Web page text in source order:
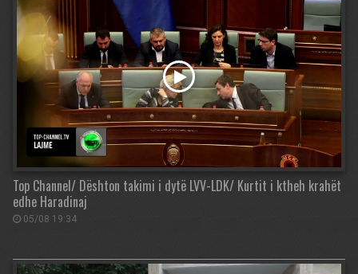
Top Channel/ Dështon takimi i dytë LVV-LDK/ Kurtit i ktheh krahët
edhe Haradinaj
05/08 19:34